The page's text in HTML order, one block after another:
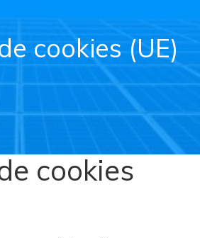
cookies (UE)
cookies